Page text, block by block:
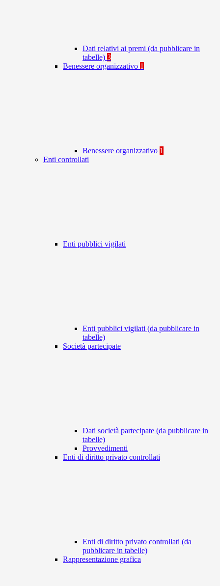
Dati relativi ai premi (da pubblicare in
tabelle) 3
Benessere organizzativo 1
Benessere organizzativo 1
Enti controllati
Enti pubblici vigilati
Enti pubblici vigilati (da pubblicare in
tabelle)
Società partecipate
Dati società partecipate (da pubblicare in
tabelle)
Provvedimenti
Enti di diritto privato controllati
Enti di diritto privato controllati (da
pubblicare in tabelle)
Rappresentazione grafica